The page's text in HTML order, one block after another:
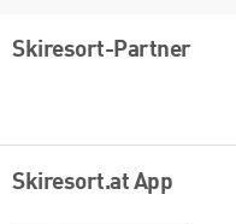
Skiresort-Partner
Skiresort.at App